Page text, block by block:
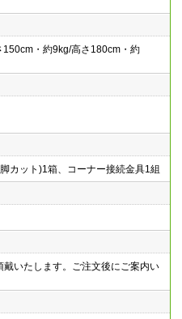
・約9kg/高さ180cm・約
カット)1箱、コーナー接続金具1組
いたします。ご注文後にご案内い